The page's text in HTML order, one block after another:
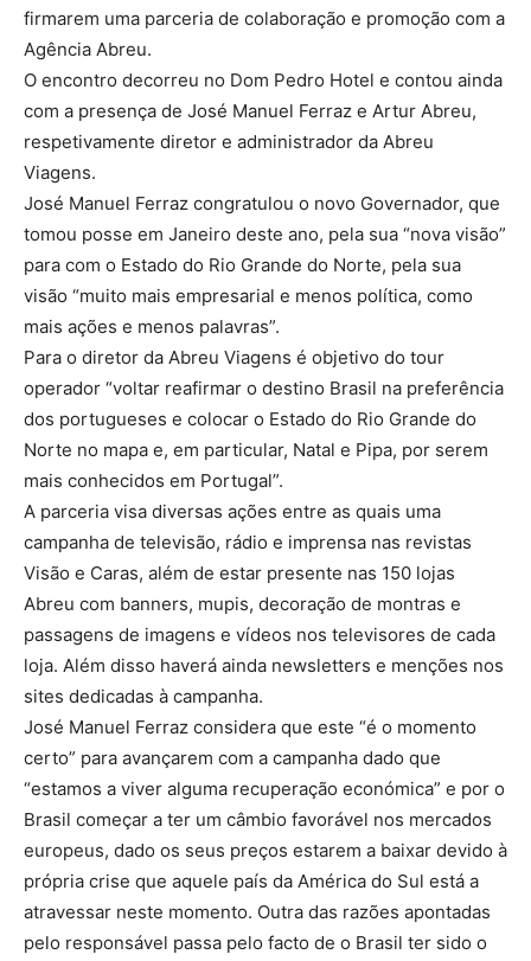
firmarem uma parceria de colaboração e promoção com a
Agência Abreu.
O encontro decorreu no Dom Pedro Hotel e contou ainda
com a presença de José Manuel Ferraz e Artur Abreu,
respetivamente diretor e administrador da Abreu
Viagens.
José Manuel Ferraz congratulou o novo Governador, que
tomou posse em Janeiro deste ano, pela sua “nova visão”
para com o Estado do Rio Grande do Norte, pela sua
visão “muito mais empresarial e menos política, como
mais ações e menos palavras”.
Para o diretor da Abreu Viagens é objetivo do tour
operador “voltar reafirmar o destino Brasil na preferência
dos portugueses e colocar o Estado do Rio Grande do
Norte no mapa e, em particular, Natal e Pipa, por serem
mais conhecidos em Portugal”.
A parceria visa diversas ações entre as quais uma
campanha de televisão, rádio e imprensa nas revistas
Visão e Caras, além de estar presente nas 150 lojas
Abreu com banners, mupis, decoração de montras e
passagens de imagens e vídeos nos televisores de cada
loja. Além disso haverá ainda newsletters e menções nos
sites dedicadas à campanha.
José Manuel Ferraz considera que este “é o momento
certo” para avançarem com a campanha dado que
“estamos a viver alguma recuperação económica” e por o
Brasil começar a ter um câmbio favorável nos mercados
europeus, dado os seus preços estarem a baixar devido à
própria crise que aquele país da América do Sul está a
atravessar neste momento. Outra das razões apontadas
pelo responsável passa pelo facto de o Brasil ter sido o